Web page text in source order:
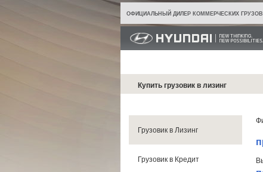
ОФИЦИАЛЬНЫЙ ДИЛЕР КОММЕРЧЕСКИХ
Купить грузовик в лизинг
Грузовик в Лизинг
Грузовик в Кредит